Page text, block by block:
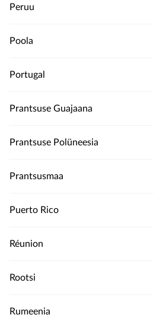
Peruu
Poola
Portugal
Prantsuse Guajaana
Prantsuse Polüneesia
Prantsusmaa
Puerto Rico
Réunion
Rootsi
Rumeenia